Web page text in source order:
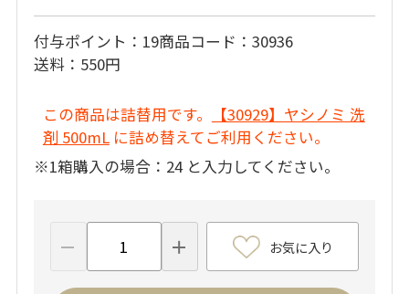
付与ポイント 19商品コード
30936
送料
550円
この商品は詰替用です。
【30929】ヤシノミ 洗
剤 500mLに詰め替えてご利用ください。
※1箱購入の場合：24 と入力してください。
お気に入り